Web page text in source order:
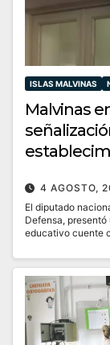
ISLAS MALVINAS
Malvinas
4 AGOSTO,
El diputado
Defensa,
educativo cuente